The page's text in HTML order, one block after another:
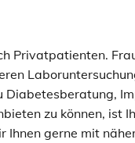
Privatpatienten.
Diabetesberatung,
zu können, ist
Ihnen gerne mit